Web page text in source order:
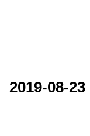
2019-08-23